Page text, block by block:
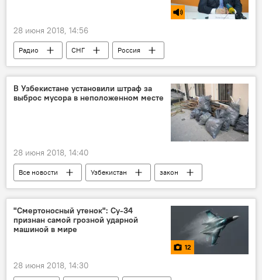
28 июня 2018, 14:56
Радио СНГ Россия
В Узбекистане установили штраф за
выброс мусора в неположенном месте
28 июня 2018, 14:40
Все новости Узбекистан
закон
штраф
Центральная Азия
"Смертоносный утенок": Су-34
признан самой грозной ударной
машиной в мире
12
28 июня 2018, 14:30